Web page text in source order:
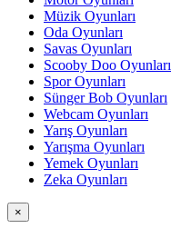
Müzik Oyunları
Oda Oyunları
Savas Oyunları
Scooby Doo Oyunları
Spor Oyunları
Sünger Bob Oyunları
Webcam Oyunları
Yarış Oyunları
Yarışma Oyunları
Yemek Oyunları
Zeka Oyunları
×